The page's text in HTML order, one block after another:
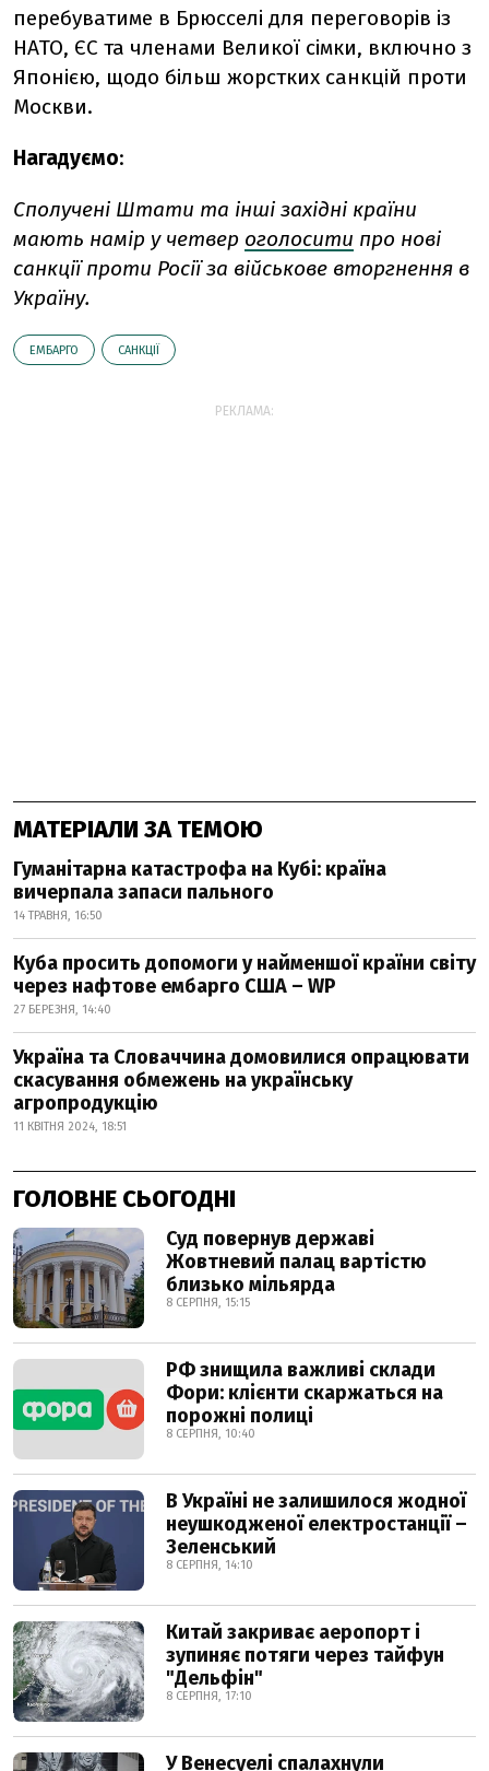
перебуватиме в Брюсселі для переговорів із
НАТО, ЄС та членами Великої сімки, включно з
Японією, щодо більш жорстких санкцій проти
Москви.
Нагадуємо:
Сполучені Штати та інші західні країни
мають намір у четвер оголосити про нові
санкції проти Росії за військове вторгнення в
Україну.
ЕМБАРГО САНКЦІЇ
РЕКЛАМА:
МАТЕРІАЛИ ЗА ТЕМОЮ
Гуманітарна катастрофа на Кубі: країна
вичерпала запаси пального
14 ТРАВНЯ, 16:50
Куба просить допомоги у найменшої країни світу
через нафтове ембарго США – WP
27 БЕРЕЗНЯ, 14:40
Україна та Словаччина домовилися опрацювати
скасування обмежень на українську
агропродукцію
11 КВІТНЯ 2024, 18:51
ГОЛОВНЕ СЬОГОДНІ
Суд повернув державі
Жовтневий палац вартістю
близько мільярда
8 СЕРПНЯ, 15:15
РФ знищила важливі склади
Фори: клієнти скаржаться на
порожні полиці
8 СЕРПНЯ, 10:40
В Україні не залишилося жодної
неушкодженої електростанції –
Зеленський
8 СЕРПНЯ, 14:10
Китай закриває аеропорт і
зупиняє потяги через тайфун
"Дельфін"
8 СЕРПНЯ, 17:10
У Венесуелі спалахнули